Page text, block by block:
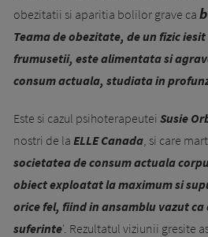
obezitatii si aparitia bolilor grave ca
Teama de obezitate, de un fizic
frumusetii, este alimentata si
consum actuala, studiata in
Este si cazul psihoterapeutei Susie
nostri de la ELLE Canada , si care
societatea de consum actuala
obiect exploatat la maximum si
orice fel, fiind in ansamblu vazut
suferinte'. Rezultatul viziunii gresite